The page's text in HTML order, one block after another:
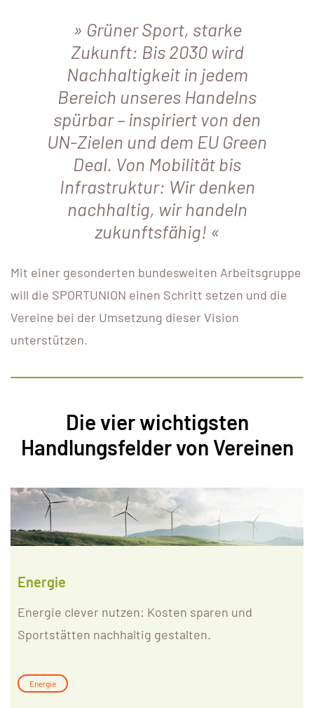
Grüner Sport, starke
Zukunft: Bis 2030 wird
Nachhaltigkeit in jedem
Bereich unseres Handelns
spürbar – inspiriert von den
UN-Zielen und dem EU Green
Deal. Von Mobilität bis
Infrastruktur: Wir denken
nachhaltig, wir handeln
zukunftsfähig!
Mit einer gesonderten bundesweiten Arbeitsgruppe
will die SPORTUNION einen Schritt setzen und die
Vereine bei der Umsetzung dieser Vision
unterstützen.
Die vier wichtigsten
Handlungsfelder von Vereinen
Energie
Energie clever nutzen: Kosten sparen und
Sportstätten nachhaltig gestalten.
Energie